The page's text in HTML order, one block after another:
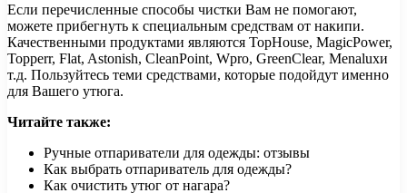
Если перечисленные способы чистки Вам не помогают,
можете прибегнуть к специальным средствам от накипи.
Качественными продуктами являются TopHouse, MagicPower,
Topperr, Flat, Astonish, CleanPoint, Wpro, GreenClear, Menaluxи
т.д. Пользуйтесь теми средствами, которые подойдут именно
для Вашего утюга.
Читайте также:
Ручные отпариватели для одежды: отзывы
Как выбрать отпариватель для одежды?
Как очистить утюг от нагара?